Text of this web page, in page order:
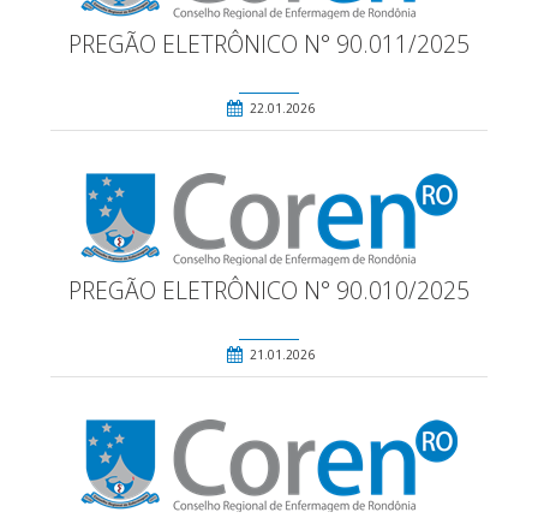
PREGÃO ELETRÔNICO N° 90.011/2025
22.01.2026
PREGÃO ELETRÔNICO N° 90.010/2025
21.01.2026